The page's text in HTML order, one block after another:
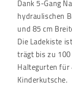
Dank 5-Gang
hydraulischen
und 85 cm
Die Ladekiste
trägt bis zu
Haltegurten für
Kinderkutsche.